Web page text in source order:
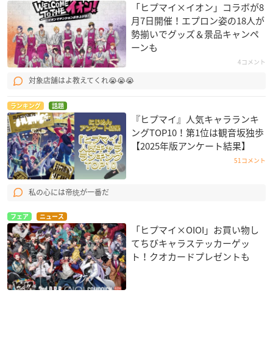
「ヒプマイ×イオン」コラボが8
月7日開催！エプロン姿の18人が
勢揃いでグッズ＆景品キャンペ
ーンも
4コメント
対象店舗はよ教えてくれ😭😭😭
ランキング 話題
『ヒプマイ』人気キャラランキ
ングTOP10！第1位は観音坂独歩
【2025年版アンケート結果】
51コメント
私の心には帝统が一番だ
フェア ニュース
「ヒプマイ×OIOI」お買い物し
てちびキャラステッカーゲッ
ト！クオカードプレゼントも